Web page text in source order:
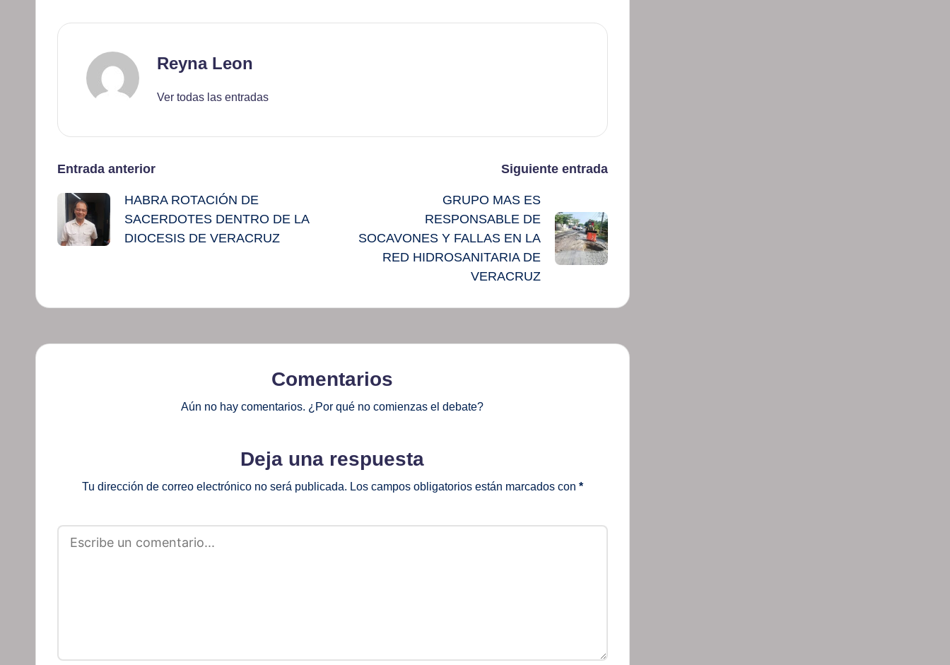
Reyna Leon
Ver todas las entradas
Navegación
de
entradas
Entrada anterior
HABRA ROTACIÓN DE
SACERDOTES DENTRO DE LA
DIOCESIS DE VERACRUZ
Siguiente entrada
GRUPO MAS ES
RESPONSABLE DE
SOCAVONES Y FALLAS EN LA
RED HIDROSANITARIA DE
VERACRUZ
Comentarios
Aún no hay comentarios. ¿Por qué no comienzas el debate?
Deja una respuesta
Tu dirección de correo electrónico no será publicada. Los campos obligatorios están marcados con *